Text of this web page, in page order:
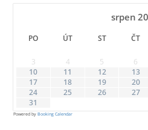
srpen
PO ÚT ST ČT
3
4 5 6
10
11 12 13
17
18 19 20
24
25 26 27
31
Powered byBooking Calendar